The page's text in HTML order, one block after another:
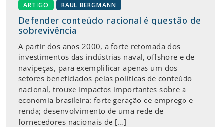
ARTIGO RAUL BERGMANN
Defender conteúdo nacional é questão de
sobrevivência
A partir dos anos 2000, a forte retomada dos
investimentos das indústrias naval, offshore e de
navipeças, para exemplificar apenas um dos
setores beneficiados pelas políticas de conteúdo
nacional, trouxe impactos importantes sobre a
economia brasileira: forte geração de emprego e
renda; desenvolvimento de uma rede de
fornecedores nacionais de […]